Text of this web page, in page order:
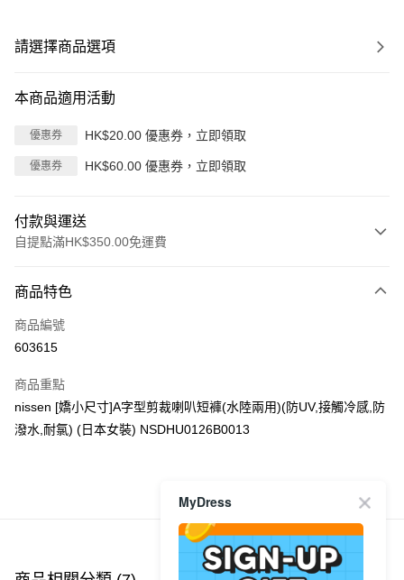
請選擇商品選項
本商品適用活動
優惠券 HK$20.00 優惠券，立即領取
優惠券 HK$60.00 優惠券，立即領取
付款與運送
自提點滿HK$350.00免運費
信用卡
Apple Pay
PayMe
WeChat Pay
每筆HK$40.00，滿HK$350.00或以上免運費
商品特色
商品編號
603615
商品重點
nissen [嬌小尺寸]A字型剪裁喇叭短褲(水陸兩用)(防UV,接觸冷感,防
潑水,耐氯) (日本女裝) NSDHU0126B0013
商品推薦
MyDress